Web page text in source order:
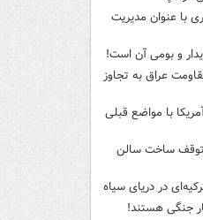
با عنوان مدیریت
و بومی آن است!
عراق به تجاوز
با مواضع قبلی
توقف ساخت سالن
در دریای سیاه
جنگی هستند!